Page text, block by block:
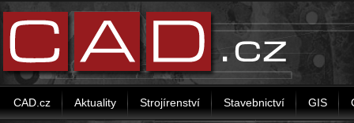
CAD.cz Aktuality Strojírenství Stavebnictví GIS